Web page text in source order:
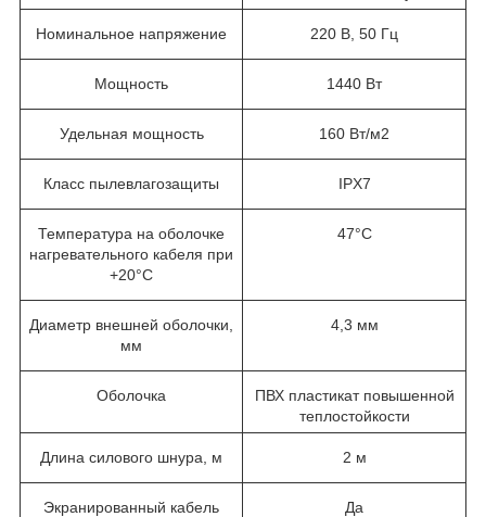
Номинальное напряжение 220 В, 50 Гц
Мощность 1440 Вт
Удельная мощность 160 Вт/м2
Класс пылевлагозащиты IPX7
Температура на оболочке
нагревательного кабеля при
+20°С
47°С
Диаметр внешней оболочки,
мм
4,3 мм
Оболочка
ПВХ пластикат повышенной
теплостойкости
Длина силового шнура, м 2 м
Экранированный кабель Да